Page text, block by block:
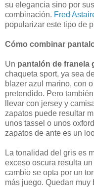
su elegancia sino por
combinación. Fred
popularizar este tipo de
Cómo combinar
Un pantalón de franela
chaqueta sport, ya sea
blazer azul marino, con
pretendido. Pero
llevar con jersey y
zapatos puede resultar
unos tassel o unos
zapatos de ante es un
La tonalidad del gris es
exceso oscura resulta
cambio se opta por un
más juego. Quedan